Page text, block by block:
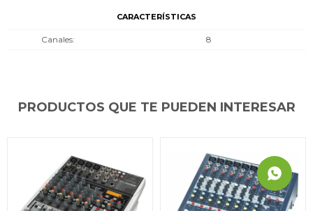
CARACTERÍSTICAS
Canales 8
PRODUCTOS QUE TE PUEDEN INTERESAR